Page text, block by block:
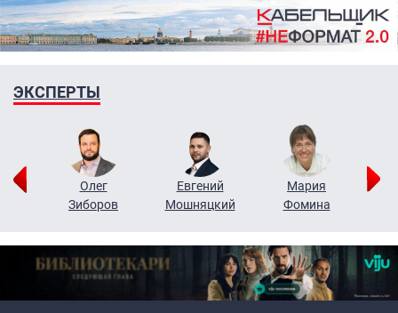
ЭКСПЕРТЫ
Олег
Зиборов
Евгений
Мошняцкий
Мария
Фомина